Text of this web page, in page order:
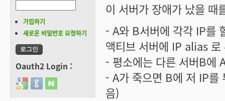
이 서버가 장애가 났을 때
- A와 B서버에 각각 IP를
액티브 서버에 IP alias 로
- 평소에는 다른 서버B에
- A가 죽으면 B에 저 IP를
음)
가입하기
새로운 비밀번호 요청하기
Oauth2 Login :
Login with Google
Login with GitHub
Login with Naver